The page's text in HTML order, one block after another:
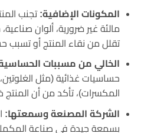
المكونات الإضافية: تجنب
مالئة غير ضرورية، ألوان
تقلل من نقاء المنتج أو تسبب
الخالي من مسببات
حساسيات غذائية (مثل الغلوتين،
المكسرات)، تأكد من أن
الشركة المصنعة وسمعتها:
بسمعة جيدة في صناعة